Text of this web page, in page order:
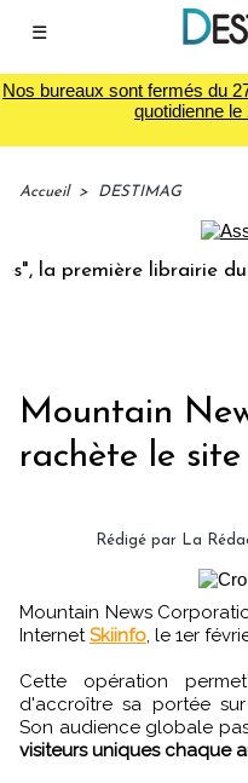
☰
Nos bureaux sont fermés du
quotidienne le
Accueil > DESTIMAG
la première librairie du
Mountain
rachète le
Rédigé par La
Mountain News Corporation annonce avoir racheté le site
Internet Skiinfo , le 1er
Cette opération
d'accroître sa portée sur
Son audience globale
visiteurs uniques chaque